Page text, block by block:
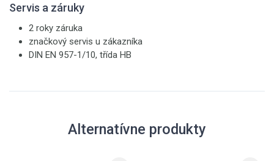
Servis a záruky
2 roky záruka
značkový servis u zákazníka
DIN EN 957-1/10, třída HB
Alternatívne produkty